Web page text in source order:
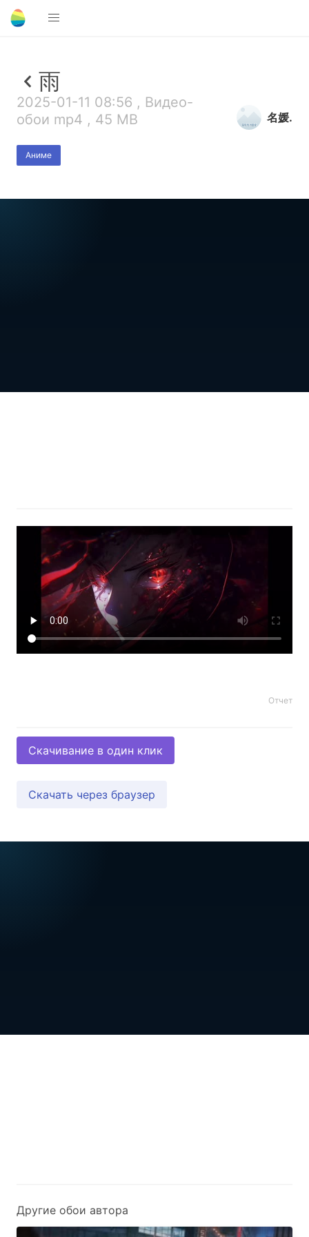
雨
2025-01-11 08:56 , Видео-
обои mp4 , 45 MB
Аниме
名媛.
Отчет
Скачивание в один клик
Скачать через браузер
Другие обои автора